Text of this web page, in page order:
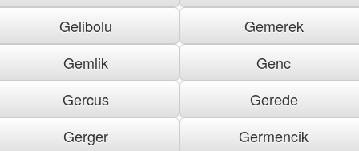
Gelibolu
Gemerek
Gemlik
Genc
Gercus
Gerede
Gerger
Germencik